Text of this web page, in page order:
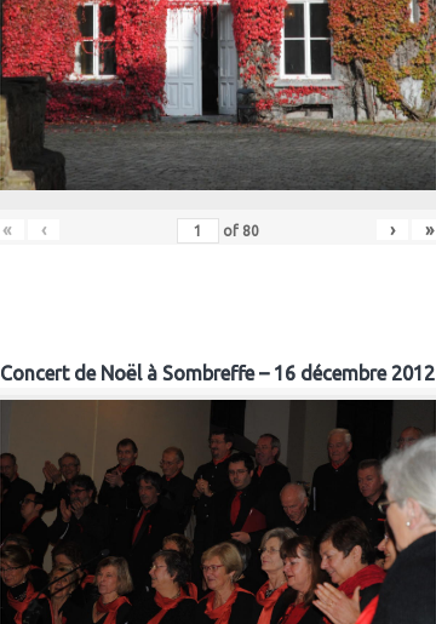
« ‹ of 80 › »
Concert de Noël à Sombreffe – 16 décembre 2012